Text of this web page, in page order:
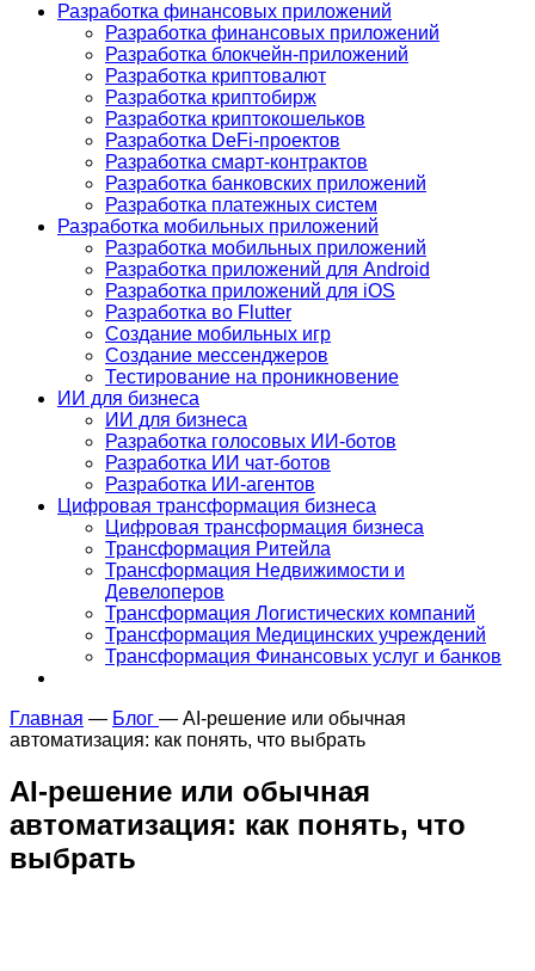
Разработка финансовых приложений
Разработка финансовых приложений
Разработка блокчейн-приложений
Разработка криптовалют
Разработка криптобирж
Разработка криптокошельков
Разработка DeFi-проектов
Разработка смарт-контрактов
Разработка банковских приложений
Разработка платежных систем
Разработка мобильных приложений
Разработка мобильных приложений
Разработка приложений для Android
Разработка приложений для iOS
Разработка во Flutter
Создание мобильных игр
Создание мессенджеров
Тестирование на проникновение
ИИ для бизнеса
ИИ для бизнеса
Разработка голосовых ИИ-ботов
Разработка ИИ чат-ботов
Разработка ИИ-агентов
Цифровая трансформация бизнеса
Цифровая трансформация бизнеса
Трансформация Ритейла
Трансформация Недвижимости и
Девелоперов
Трансформация Логистических компаний
Трансформация Медицинских учреждений
Трансформация Финансовых услуг и банков
Главная — Блог — AI-решение или обычная
автоматизация: как понять, что выбрать
AI-решение или обычная
автоматизация: как понять, что
выбрать